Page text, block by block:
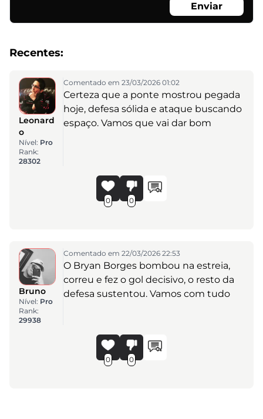
Enviar
Recentes:
Leonard
o
Nível: Pro
Rank:
28302
Comentado em 23/03/2026 01:02
Certeza que a ponte mostrou pegada
hoje, defesa sólida e ataque buscando
espaço. Vamos que vai dar bom
0 0
Bruno
Nível: Pro
Rank:
29938
Comentado em 22/03/2026 22:53
O Bryan Borges bombou na estreia,
correu e fez o gol decisivo, o resto da
defesa sustentou. Vamos com tudo
0 0